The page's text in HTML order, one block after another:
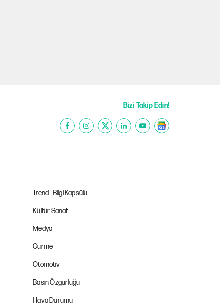
Bizi Takip Edin!
Trend - Bilgi Kapsülü
Kültür Sanat
Medya
Gurme
Otomotiv
Basın Özgürlüğü
Hava Durumu